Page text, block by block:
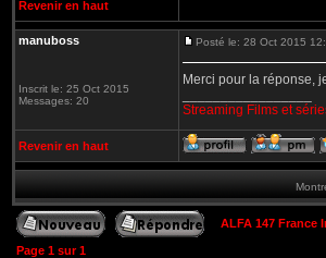
Revenir en haut
manuboss
Inscrit le: 25 Oct 2015
Messages: 20
Posté le: 28 Oct 2015
Merci pour la réponse,
Streaming Films et
Revenir en haut
ALFA 147 France
Page 1 sur1